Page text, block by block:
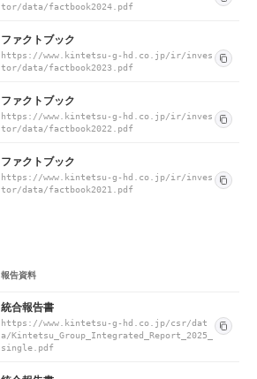
tor/data/factbook2024.pdf
ファクトブック
https://www.kintetsu-g-hd.co.jp/ir/inves
tor/data/factbook2023.pdf
ファクトブック
https://www.kintetsu-g-hd.co.jp/ir/inves
tor/data/factbook2022.pdf
ファクトブック
https://www.kintetsu-g-hd.co.jp/ir/inves
tor/data/factbook2021.pdf
報告資料
統合報告書
https://www.kintetsu-g-hd.co.jp/csr/dat
a/Kintetsu_Group_Integrated_Report_2025_
single.pdf